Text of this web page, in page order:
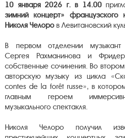
10 января 2026 г. в 14.00
зимний концерт» французского
Николя Челоро в Левитановский
В первом отделении музыкант
Сергея Рахманинова и
собственные сочинения. Во
авторскую музыку из цикла
contes de la forêt russe», в
главным героем
музыкального спектакля.
Николя Челоро получил